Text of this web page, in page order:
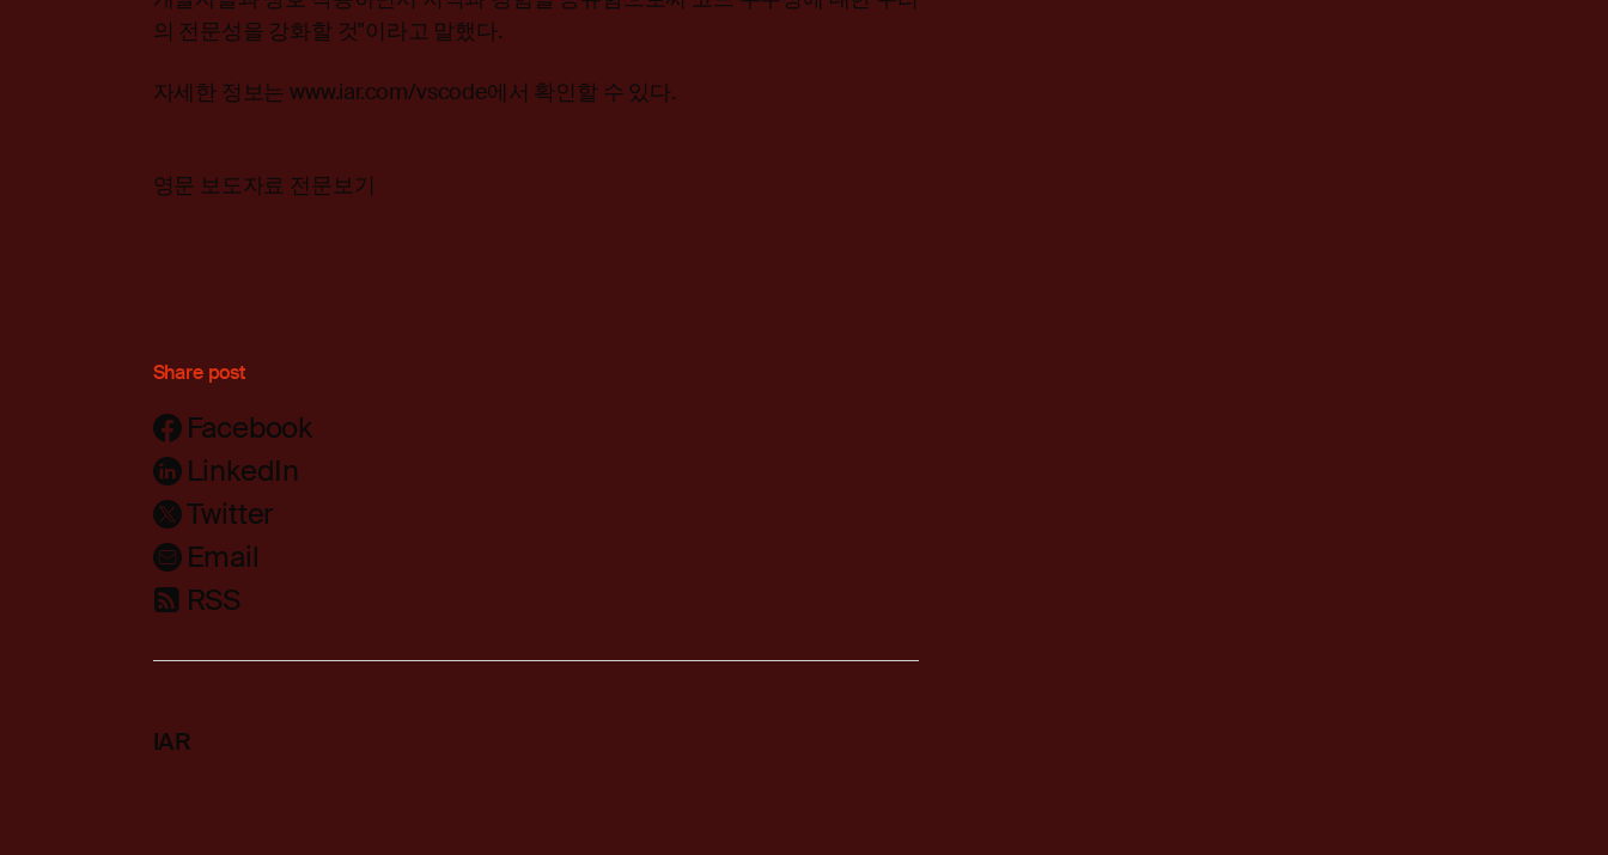
의 전문성을 강화할 것"이라고 말했다.
자세한 정보는www.iar.com/vscode에서 확인할 수 있다.
영문 보도자료 전문보기
Share post
Facebook
LinkedIn
Twitter
Email
RSS
IAR